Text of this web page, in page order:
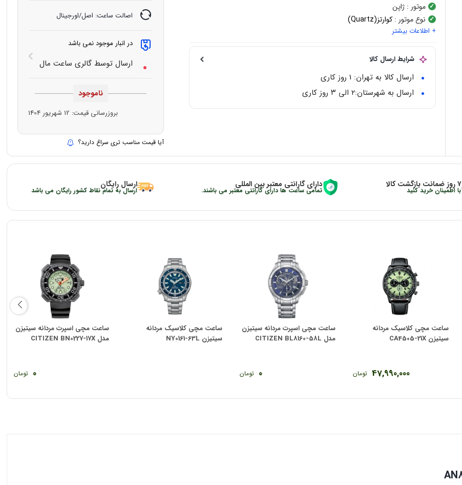
موتور : ژاپن
نوع موتور :کوارتز(Quartz)
شکل قاب:گرد
رنگ قاب:دودی
رنگ صفحه
: مشکی
جنس بند: استیل
+ اطلاعات بیشتر
شرایط ارسال کالا
ارسال کالا به تهران: 1 روز کاری
ارسال به شهرستان:‌۲ الی ۳ روز کاری
اصالت ساعت: اصل/اورجینال
در انبار موجود نمی باشد
ارسال توسط گالری ساعت مال
ناموجود
بروزرسانی قیمت: 12 شهریور 1404
آیا قیمت مناسب تری سراغ دارید؟
۷ روز ضمانت بازگشت کالا
با اطمینان خرید کنید
دارای گارانتی معتبر بین المللی
تمامی ساعت ها دارای گارانتی معتبر می باشند.
ارسال رایگان
ارسال به تمام نقاط کشور رایگان می باشد
ساعت مچی کلاسیک مردانه
سیتیزن CA4505-21X
47,990,000 تومان
ساعت مچی اسپرت مردانه سیتیزن
مدل CITIZEN BL8160-58L
0 تومان
ساعت مچی کلاسیک مردانه
سیتیزن NY0161-63L
ساعت مچی اسپرت مردانه سیتیزن
مدل CITIZEN BN0227-17X
0 تومان